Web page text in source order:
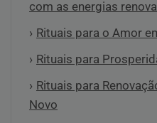
com as energias
Rituais para o Amor
Rituais para
Rituais para
Novo